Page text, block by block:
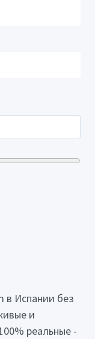
в Испании без
и
реальные -